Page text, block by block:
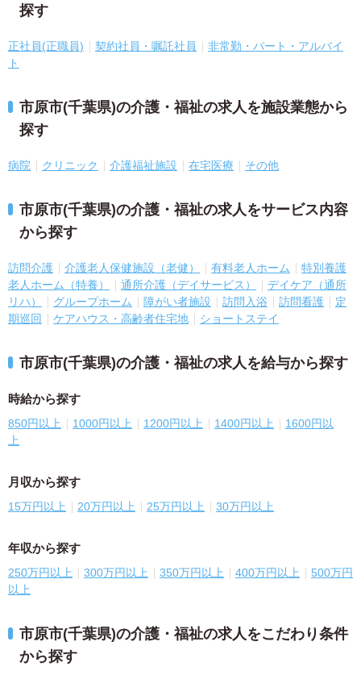
探す
正社員(正職員) 契約社員・嘱託社員
非常勤・パート・アルバイ
ト
市原市(千葉県)の介護・福祉の求人を施設業態から
探す
病院 クリニック 介護福祉施設 在宅医療 その他
市原市(千葉県)の介護・福祉の求人をサービス内容
から探す
訪問介護 介護老人保健施設（老健） 有料老人ホーム
特別養護
老人ホーム（特養）
通所介護（デイサービス）
デイケア（通所
リハ）
グループホーム 障がい者施設 訪問入浴 訪問看護
定
期巡回
ケアハウス・高齢者住宅地 ショートステイ
市原市(千葉県)の介護・福祉の求人を給与から探す
時給から探す
850円以上 1000円以上 1200円以上 1400円以上
1600円以
上
月収から探す
15万円以上 20万円以上 25万円以上 30万円以上
年収から探す
250万円以上 300万円以上 350万円以上 400万円以上
500万円
以上
市原市(千葉県)の介護・福祉の求人をこだわり条件
から探す